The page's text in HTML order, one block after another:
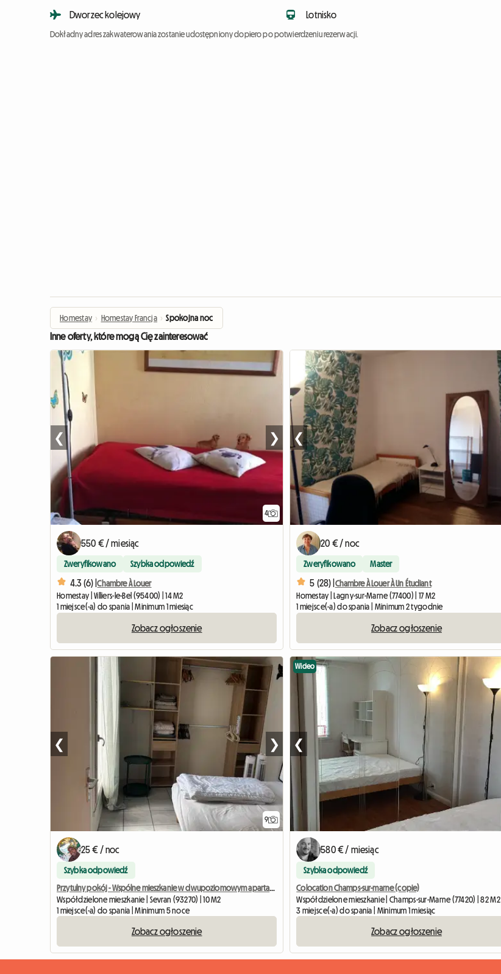
Dworzec kolejowy Lotnisko
Dokładny adres zakwaterowania zostanie udostępniony dopiero po potwierdzeniu rezerwacji.
Homestay › Homestay Francja › Spokojna noc
Inne oferty, które mogą Cię zainteresować
4
❮ ❯
550 € / miesiąc
Zweryfikowano Szybka odpowiedź
4.3 (6) |Chambre À Louer
Homestay | Villiers-le-Bel (95400) | 14 M2
1 miejsce(-a) do spania | Minimum 1 miesiąc
Zobacz ogłoszenie
❮
20 € / noc
Zweryfikowano Master
5 (28) | Chambre À Louer À Un Étudiant
Homestay | Lagny-sur-Marne (77400) | 17 M2
1 miejsce(-a) do spania | Minimum 2 tygodnie
Zobacz ogłoszenie
9
❮ ❯
25 € / noc
Szybka odpowiedź
Przytulny pokój - Wspólne mieszkanie w dwupoziomowym apartamencie o powierzchni 100m2
Współdzielone mieszkanie | Sevran (93270) | 10 M2
1 miejsce(-a) do spania | Minimum 5 noce
Zobacz ogłoszenie
Wideo
❮
580 € / miesiąc
Szybka odpowiedź
Colocation Champs-sur-marne (copie)
Współdzielone mieszkanie | Champs-sur-Marne (77420) | 82 M2
3 miejsce(-a) do spania | Minimum 1 miesiąc
Zobacz ogłoszenie